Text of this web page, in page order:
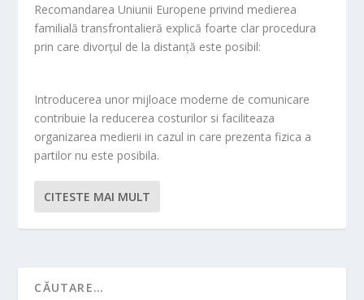
Recomandarea Uniunii Europene privind medierea
familială transfrontalieră explică foarte clar procedura
prin care divorțul de la distanță este posibil:
Introducerea unor mijloace moderne de comunicare
contribuie la reducerea costurilor si faciliteaza
organizarea medierii in cazul in care prezenta fizica a
partilor nu este posibila.
CITESTE MAI MULT